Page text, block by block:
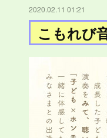
2020.02.11 01:21
こもれび